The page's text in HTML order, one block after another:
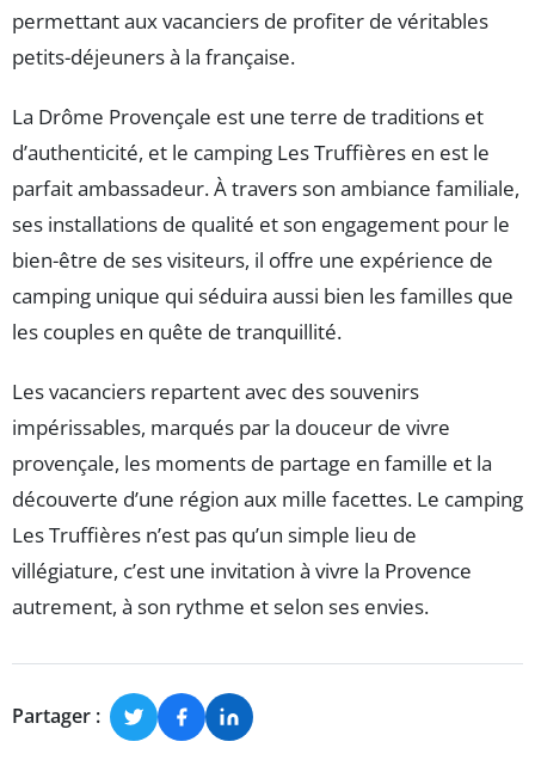
permettant aux vacanciers de profiter de véritables
petits-déjeuners à la française.
La Drôme Provençale est une terre de traditions et
d’authenticité, et le camping Les Truffières en est le
parfait ambassadeur. À travers son ambiance familiale,
ses installations de qualité et son engagement pour le
bien-être de ses visiteurs, il offre une expérience de
camping unique qui séduira aussi bien les familles que
les couples en quête de tranquillité.
Les vacanciers repartent avec des souvenirs
impérissables, marqués par la douceur de vivre
provençale, les moments de partage en famille et la
découverte d’une région aux mille facettes. Le camping
Les Truffières n’est pas qu’un simple lieu de
villégiature, c’est une invitation à vivre la Provence
autrement, à son rythme et selon ses envies.
Partager :